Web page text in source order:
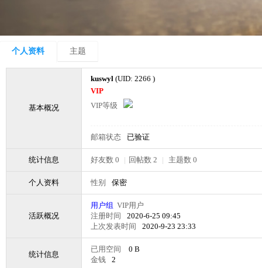
个人资料 主题
基本概况
kuswyl (UID: 2266 )
VIP
VIP等级
邮箱状态 已验证
统计信息 好友数 0 | 回帖数 2 | 主题数 0
个人资料 性别 保密
活跃概况
用户组 VIP用户
注册时间
2020-6-25 09:45
上次发表时间
2020-9-23 23:33
统计信息
已用空间
0 B
金钱
2